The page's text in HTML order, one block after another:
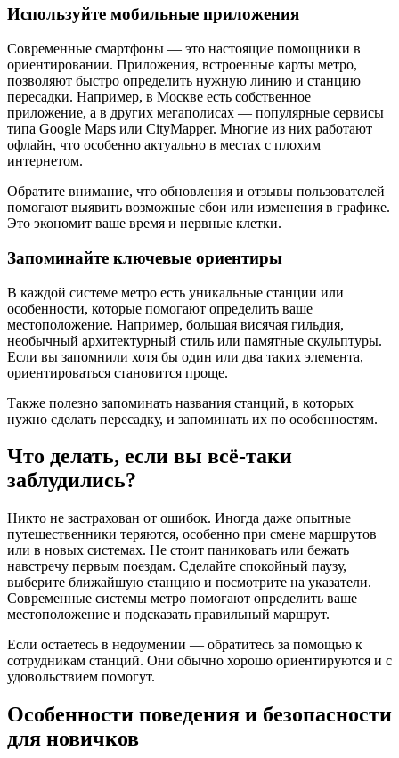
Используйте мобильные приложения
Современные смартфоны — это настоящие помощники в
ориентировании. Приложения, встроенные карты метро,
позволяют быстро определить нужную линию и станцию
пересадки. Например, в Москве есть собственное
приложение, а в других мегаполисах — популярные сервисы
типа Google Maps или CityMapper. Многие из них работают
офлайн, что особенно актуально в местах с плохим
интернетом.
Обратите внимание, что обновления и отзывы пользователей
помогают выявить возможные сбои или изменения в графике.
Это экономит ваше время и нервные клетки.
Запоминайте ключевые ориентиры
В каждой системе метро есть уникальные станции или
особенности, которые помогают определить ваше
местоположение. Например, большая висячая гильдия,
необычный архитектурный стиль или памятные скульптуры.
Если вы запомнили хотя бы один или два таких элемента,
ориентироваться становится проще.
Также полезно запоминать названия станций, в которых
нужно сделать пересадку, и запоминать их по особенностям.
Что делать, если вы всё-таки
заблудились?
Никто не застрахован от ошибок. Иногда даже опытные
путешественники теряются, особенно при смене маршрутов
или в новых системах. Не стоит паниковать или бежать
навстречу первым поездам. Сделайте спокойный паузу,
выберите ближайшую станцию и посмотрите на указатели.
Современные системы метро помогают определить ваше
местоположение и подсказать правильный маршрут.
Если остаетесь в недоумении — обратитесь за помощью к
сотрудникам станций. Они обычно хорошо ориентируются и с
удовольствием помогут.
Особенности поведения и безопасности
для новичков